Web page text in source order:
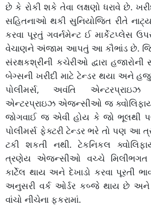
છે કે રોકી શકે તેવા લક્ષણો ધરાવે છે.
સહિતનાઓ થકી સુનિયોજિત રીતે
કરવા પૂરતું ગવર્નમેન્ટ ઈ માર્કેટપ્લેસ
વેચાણને અંજામ આપતું આ કૌભાંડ છે.
સંરક્ષકશ્રીની કચેરીઓ દ્વારા હજારોની
બેગ્સની ખરીદી માટે ટેન્ડર થયા અને
પોલીમર્સ, અવંતિ
એન્ટરપ્રાઇઝ એજન્સીઓ જ
જોગવાઈ જ એવી હોય કે જો ભૂલથી
પોલીમર્સ ફેક્ટરી ટેન્ડર ભરે તો પણ આ
ટકી શકતી નથી. ટેકનિકલ
ત્રણેય એજન્સીઓ વચ્ચે મિલીભગત
કાર્ટેલ થાય અને દેખાડો કરવા પૂરતી
અનુસરી વર્ક ઓર્ડર કબ્જે થાય છે
વાંચો નીચેના ફકરામાં.